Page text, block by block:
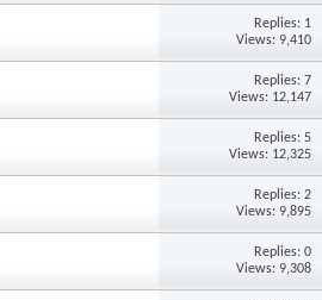
Replies: 1
Views: 9,410
Replies: 7
Views: 12,147
Replies: 5
Views: 12,325
Replies: 2
Views: 9,895
Replies: 0
Views: 9,308